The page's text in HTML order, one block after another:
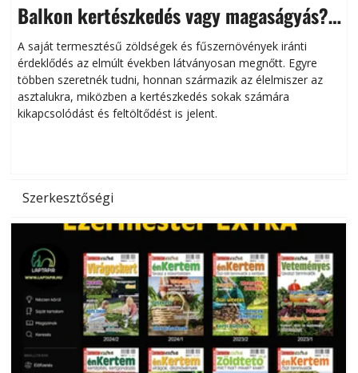
Balkon kertészkedés vagy magaságyás?
Helytakarékos kertészkedés
A saját termesztésű zöldségek és fűszernövények iránti
érdeklődés az elmúlt években látványosan megnőtt. Egyre
többen szeretnék tudni, honnan származik az élelmiszer az
asztalukra, miközben a kertészkedés sokak számára
kikapcsolódást és feltöltődést is jelent.
Szerkesztőségi